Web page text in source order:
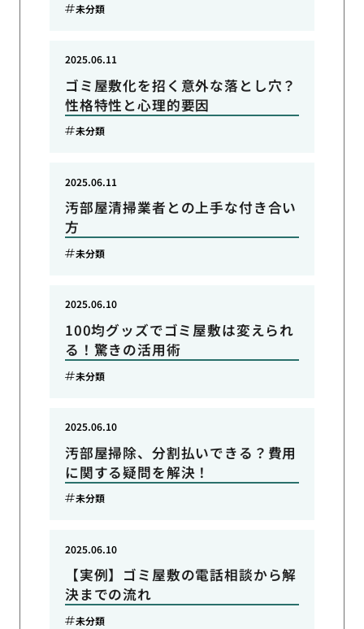
未分類
ゴミ屋敷化を招く意外な落とし穴？
性格特性と心理的要因
2025.06.11
未分類
汚部屋清掃業者との上手な付き合い
方
2025.06.11
未分類
100均グッズでゴミ屋敷は変えられ
る！驚きの活用術
2025.06.10
未分類
汚部屋掃除、分割払いできる？費用
に関する疑問を解決！
2025.06.10
未分類
【実例】ゴミ屋敷の電話相談から解
決までの流れ
2025.06.10
未分類